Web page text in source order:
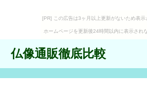
[PR] この広告は3ヶ月以上更新がないため表示
ホームページを更新後24時間以内に表示され
仏像通販徹底比較